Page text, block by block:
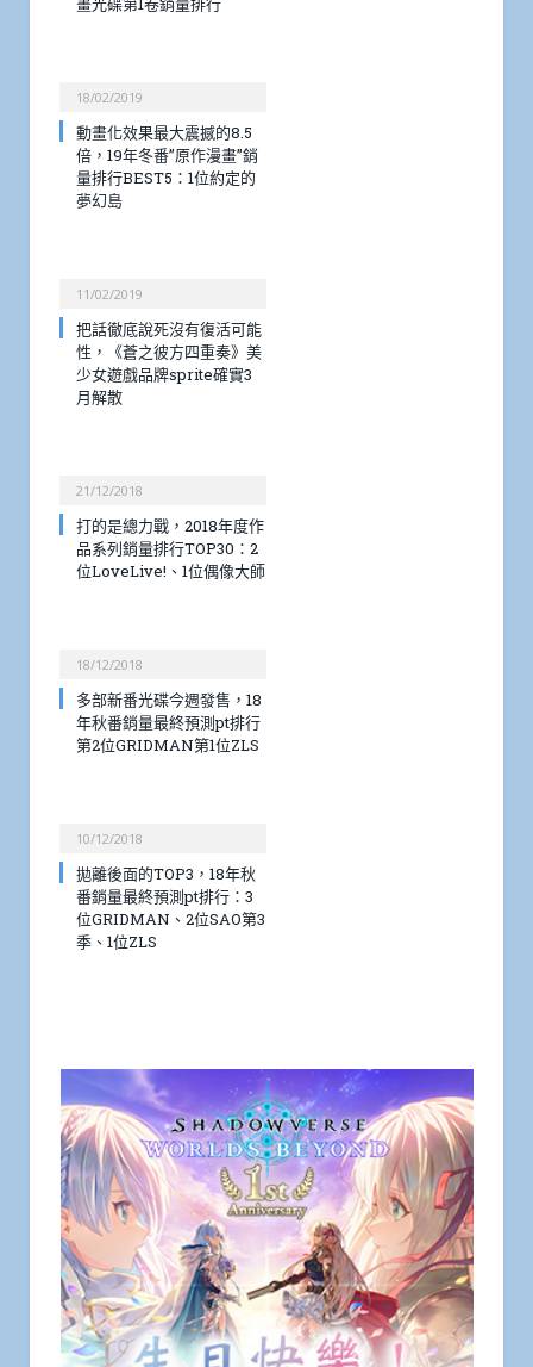
18/02/2019
動畫化效果最大震撼的8.5
倍，19年冬番”原作漫畫”銷
量排行BEST5：1位約定的
夢幻島
11/02/2019
把話徹底說死沒有復活可能
性，《蒼之彼方四重奏》美
少女遊戲品牌sprite確實3
月解散
21/12/2018
打的是總力戰，2018年度作
品系列銷量排行TOP30：2
位LoveLive!、1位偶像大師
18/12/2018
多部新番光碟今週發售，18
年秋番銷量最終預測pt排行
第2位GRIDMAN第1位ZLS
10/12/2018
拋離後面的TOP3，18年秋
番銷量最終預測pt排行：3
位GRIDMAN、2位SAO第3
季、1位ZLS